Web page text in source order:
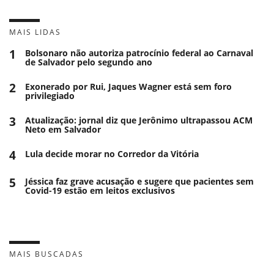
MAIS LIDAS
1 Bolsonaro não autoriza patrocínio federal ao Carnaval
de Salvador pelo segundo ano
2 Exonerado por Rui, Jaques Wagner está sem foro
privilegiado
3 Atualização: jornal diz que Jerônimo ultrapassou ACM
Neto em Salvador
4 Lula decide morar no Corredor da Vitória
5 Jéssica faz grave acusação e sugere que pacientes sem
Covid-19 estão em leitos exclusivos
MAIS BUSCADAS